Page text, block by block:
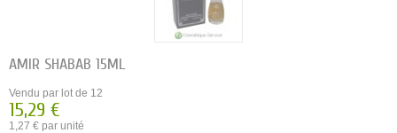
AMIR SHABAB 15ML
Vendu par lot de 12
15,29 €
1,27 € par unité